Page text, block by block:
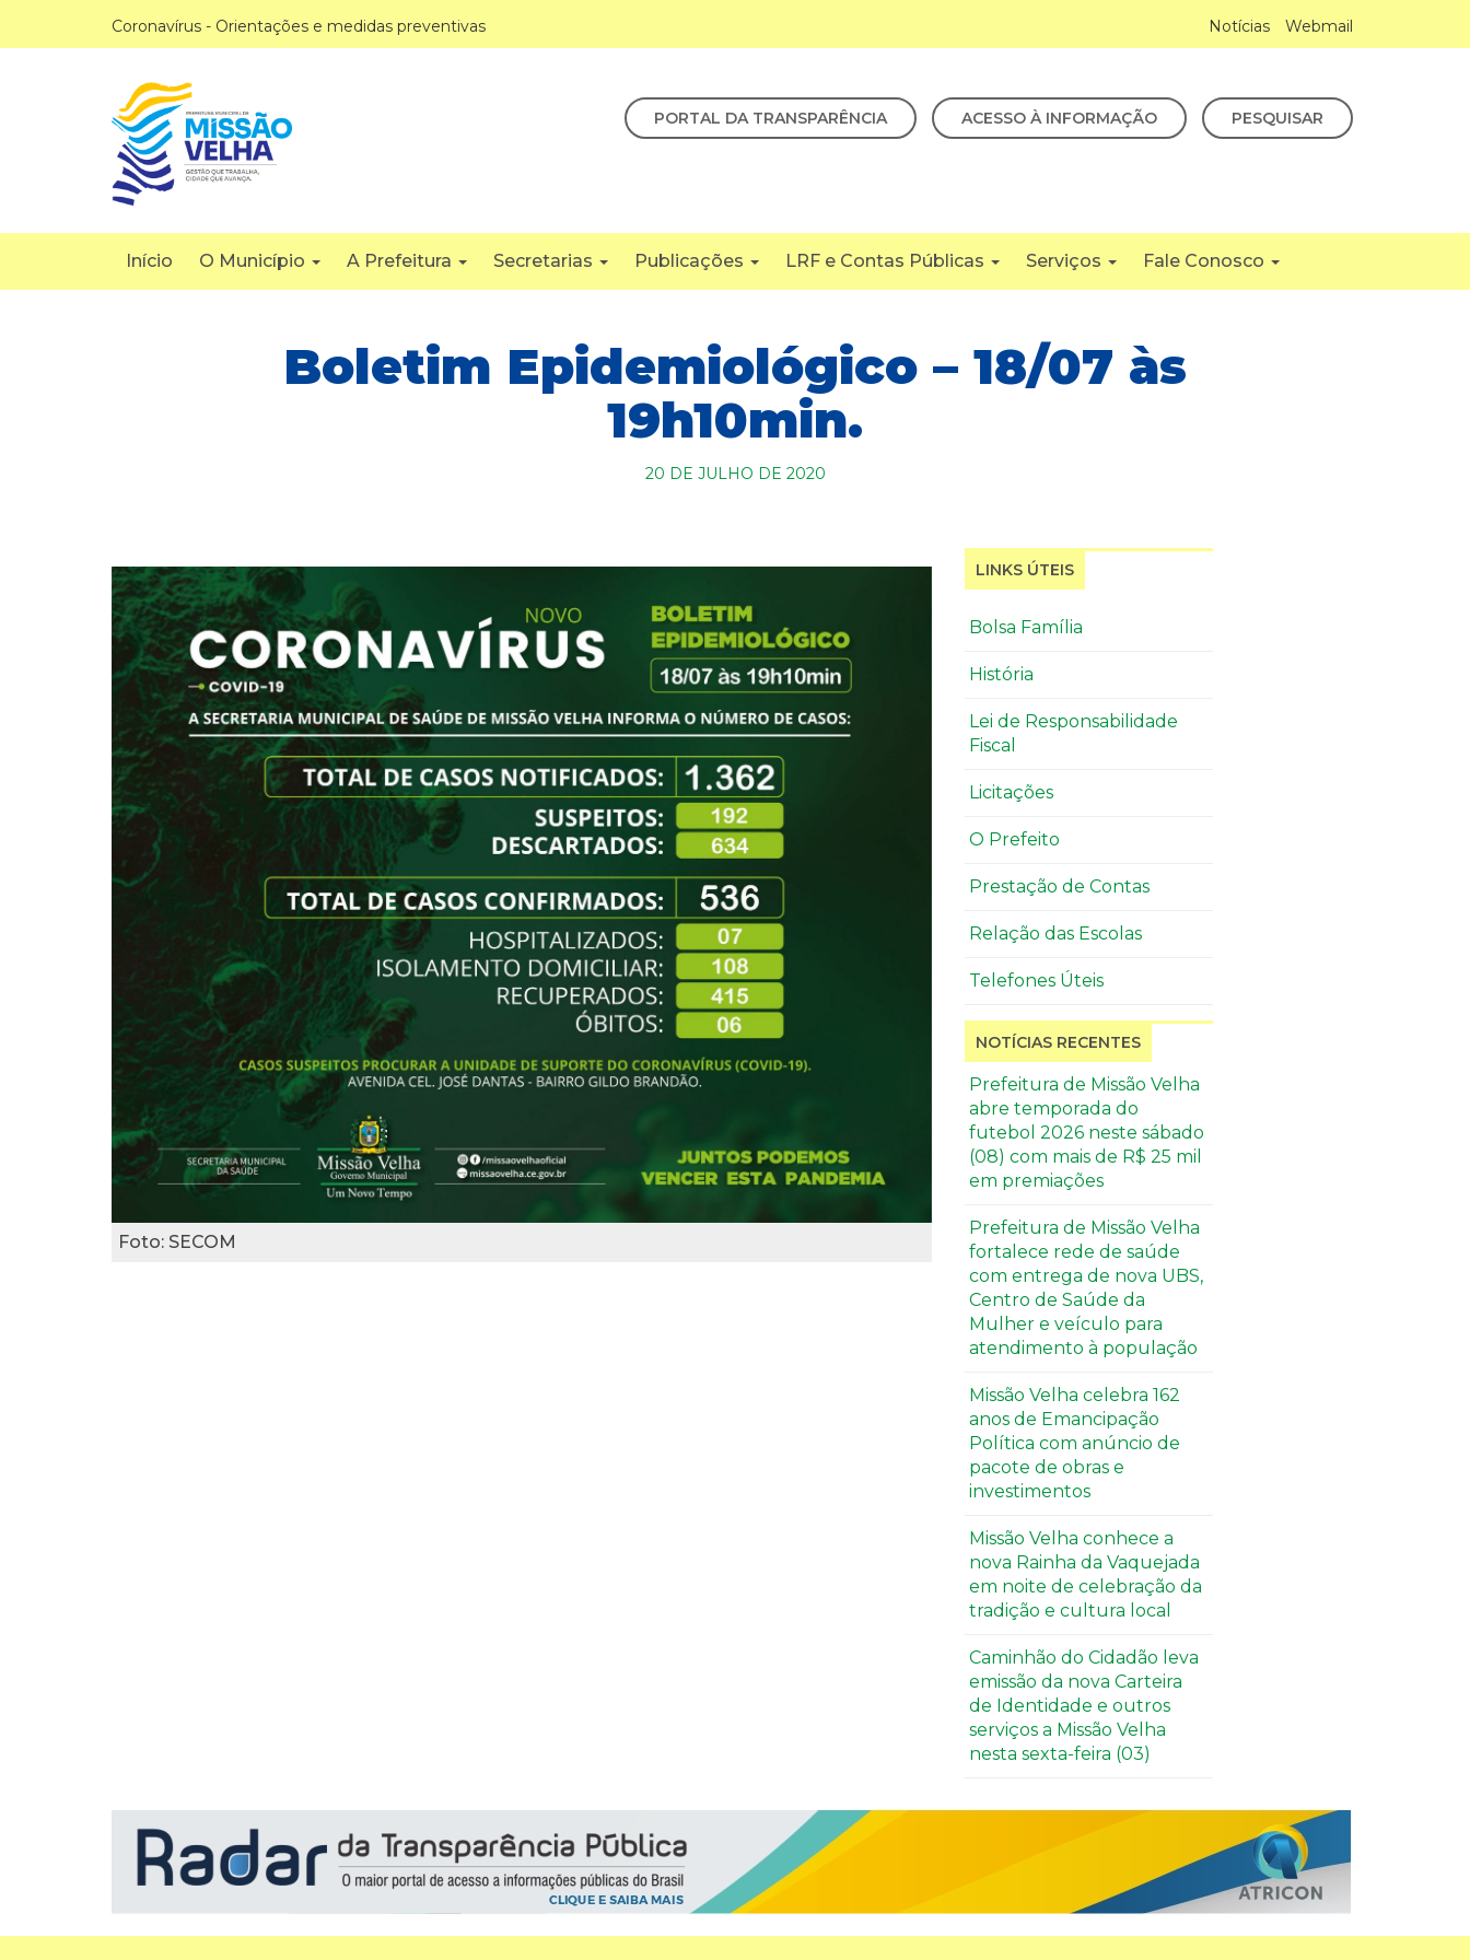
Coronavírus - Orientações e medidas preventivas Notícias Webmail
PORTAL DA TRANSPARÊNCIA ACESSO À INFORMAÇÃO PESQUISAR
Início O Município A Prefeitura Secretarias Publicações LRF e Contas Públicas Serviços Fale Conosco
Boletim Epidemiológico – 18/07 às
19h10min.
20 DE JULHO DE 2020
Foto: SECOM
LINKS ÚTEIS
Bolsa Família
História
Lei de Responsabilidade
Fiscal
Licitações
O Prefeito
Prestação de Contas
Relação das Escolas
Telefones Úteis
NOTÍCIAS RECENTES
Prefeitura de Missão Velha
abre temporada do
futebol 2026 neste sábado
(08) com mais de R$ 25 mil
em premiações
Prefeitura de Missão Velha
fortalece rede de saúde
com entrega de nova UBS,
Centro de Saúde da
Mulher e veículo para
atendimento à população
Missão Velha celebra 162
anos de Emancipação
Política com anúncio de
pacote de obras e
investimentos
Missão Velha conhece a
nova Rainha da Vaquejada
em noite de celebração da
tradição e cultura local
Caminhão do Cidadão leva
emissão da nova Carteira
de Identidade e outros
serviços a Missão Velha
nesta sexta-feira (03)